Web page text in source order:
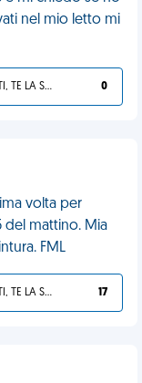
nel mio letto mi
SVEGLIATI, TE LA SEI CERCATA! 0
volta per
del mattino. Mia
FML
SVEGLIATI, TE LA SEI CERCATA! 17